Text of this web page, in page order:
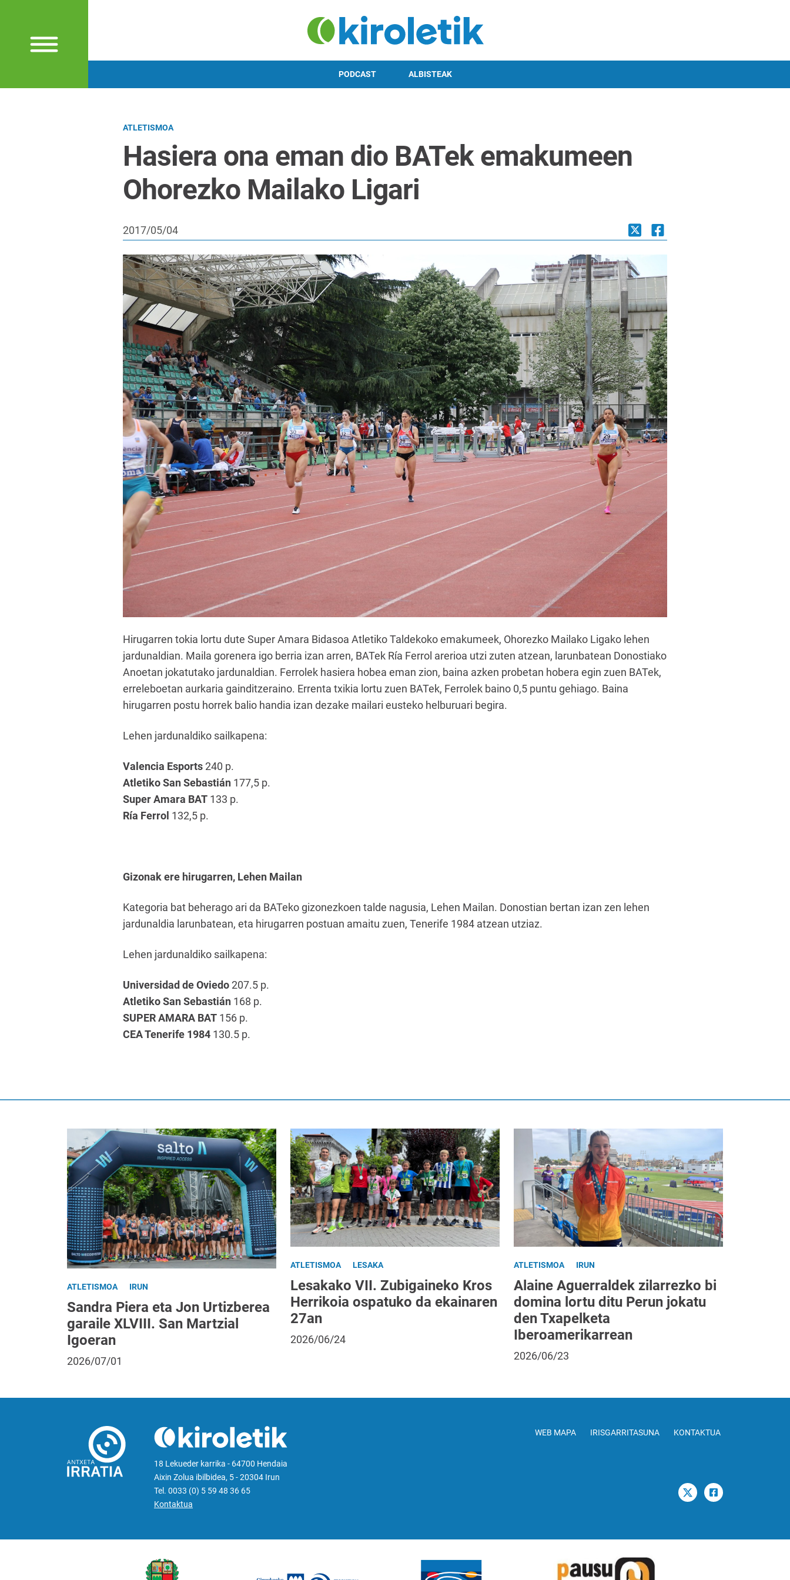
PODCAST ALBISTEAK
ATLETISMOA
Hasiera ona eman dio BATek emakumeen
Ohorezko Mailako Ligari
2017/05/04
Hirugarren tokia lortu dute Super Amara Bidasoa Atletiko Taldekoko emakumeek, Ohorezko Mailako Ligako lehen
jardunaldian. Maila gorenera igo berria izan arren, BATek Ría Ferrol arerioa utzi zuten atzean, larunbatean Donostiako
Anoetan jokatutako jardunaldian. Ferrolek hasiera hobea eman zion, baina azken probetan hobera egin zuen BATek,
erreleboetan aurkaria gainditzeraino. Errenta txikia lortu zuen BATek, Ferrolek baino 0,5 puntu gehiago. Baina
hirugarren postu horrek balio handia izan dezake mailari eusteko helburuari begira.
Lehen jardunaldiko sailkapena:
Valencia Esports240 p.
Atletiko San Sebastián 177,5 p.
Super Amara BAT 133 p.
Ría Ferrol 132,5 p.
Gizonak ere hirugarren, Lehen Mailan
Kategoria bat beherago ari da BATeko gizonezkoen talde nagusia, Lehen Mailan. Donostian bertan izan zen lehen
jardunaldia larunbatean, eta hirugarren postuan amaitu zuen, Tenerife 1984 atzean utziaz.
Lehen jardunaldiko sailkapena:
Universidad de Oviedo207.5 p.
Atletiko San Sebastián 168 p.
SUPER AMARA BAT 156 p.
CEA Tenerife 1984 130.5 p.
ATLETISMOA IRUN
Sandra Piera eta Jon Urtizberea
garaile XLVIII. San Martzial
Igoeran
2026/07/01
ATLETISMOA LESAKA
Lesakako VII. Zubigaineko Kros
Herrikoia ospatuko da ekainaren
27an
2026/06/24
ATLETISMOA IRUN
Alaine Aguerraldek zilarrezko bi
domina lortu ditu Perun jokatu
den Txapelketa
Iberoamerikarrean
2026/06/23
18 Lekueder karrika - 64700 Hendaia
Aixin Zolua ibilbidea, 5 - 20304 Irun
Tel. 0033 (0) 5 59 48 36 65
Kontaktua
WEB MAPA IRISGARRITASUNA KONTAKTUA